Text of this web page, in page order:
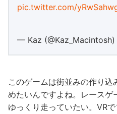
pic.twitter.com/
— Kaz (@Kaz_Macintosh)
このゲームは街並みの作り
めたいんですよね。レース
ゆっくり走っていたい。VR